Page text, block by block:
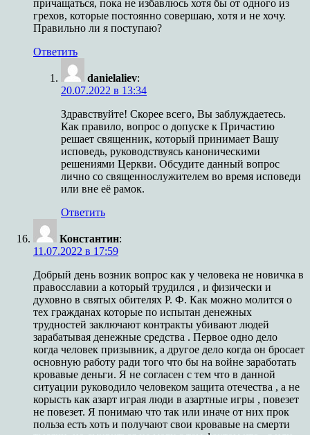
причащаться, пока не избавлюсь хотя бы от одного из
грехов, которые постоянно совершаю, хотя и не хочу.
Правильно ли я поступаю?
Ответить
danielaliev:
20.07.2022 в 13:34
Здравствуйте! Скорее всего, Вы заблуждаетесь.
Как правило, вопрос о допуске к Причастию
решает священник, который принимает Вашу
исповедь, руководствуясь каноническими
решениями Церкви. Обсудите данный вопрос
лично со священнослужителем во время исповеди
или вне её рамок.
Ответить
Константин:
11.07.2022 в 17:59
Добрый день возник вопрос как у человека не новичка в
правосславии а который трудился , и физически и
духовно в святых обителях Р. Ф. Как можно молится о
тех гражданах которые по испытан денежных
трудностей заключают контракты убивают людей
зарабатывая денежные средства . Первое одно дело
когда человек призывник, а другое дело когда он бросает
основную работу ради того что бы на войне заработать
кровавые деньги. Я не согласен с тем что в данной
ситуации руководило человеком защита отечества , а не
корысть как азарт играя люди в азартные игры , повезет
не повезет. Я понимаю что так или иначе от них прок
польза есть хоть и получают свои кровавые на смерти